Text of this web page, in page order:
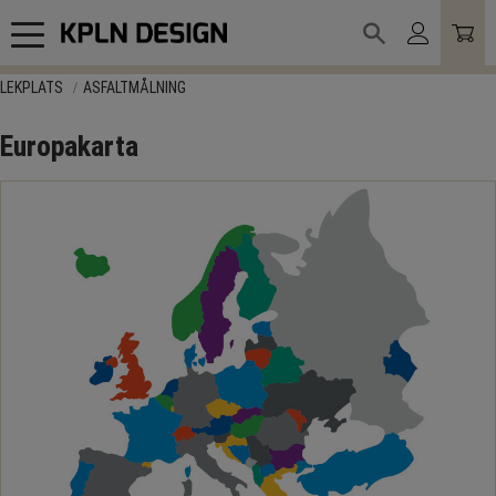
Meny
LEKPLATS ASFALTMÅLNING
Europakarta